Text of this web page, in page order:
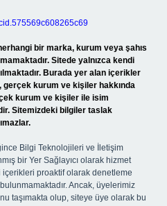
bir marka, kurum veya şahıs
Sitede yalnızca kendi
Burada yer alan içerikler
gerçek kurum ve kişiler hakkında
kurum ve kişiler ile isim
Sitemizdeki bilgiler taslak
Bilgi Teknolojileri ve İletişim
bir Yer Sağlayıcı olarak hizmet
proaktif olarak denetleme
Ancak, üyelerimiz
taşımakta olup, siteye üye olarak bu